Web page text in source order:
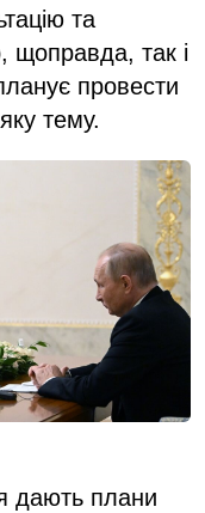
та
щоправда, так і
провести
тему.
дають плани